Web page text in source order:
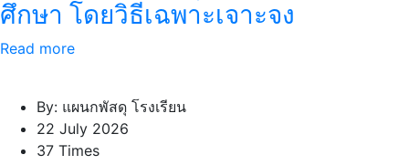
ศึกษา โดยวิธีเฉพาะเจาะจง
Read more
By: แผนกพัสดุ โรงเรียน
22 July 2026
37 Times